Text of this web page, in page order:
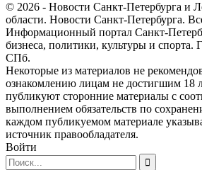
© 2026 - Новости Санкт-Петербурга и
области. Новости Санкт-Петербурга.
Информационный портал Санкт-
бизнеса, политики, культуры и спорта.
СПб.
Некоторые из материалов не
ознакомлению лицам не достигшим 18
публикуют сторонние материалы с
выполнением обязательств по
каждом публикуемом материале
источник правообладателя.
Войти